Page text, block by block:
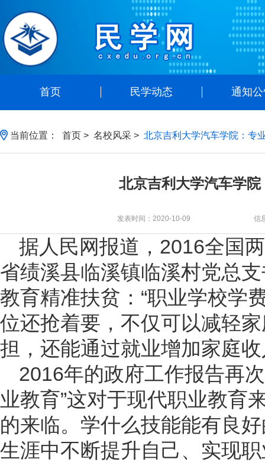
首页 民学动态 通知
当前位置： 首页 > 名校风采 > 北京吉利大学汽车学院：专
北京吉利大学汽车学
发表时间：2020-10-09 信
据人民网报道，2016全国
省绩溪县临溪镇临溪村党总
教育精准扶贫：“职业学校学
位还抢着要，不仅可以减轻
担，还能通过就业增加家庭收
2016年的政府工作报告再
业教育”这对于现代职业教育
的来临。学什么技能能有良
生涯中不断提升自己、实现